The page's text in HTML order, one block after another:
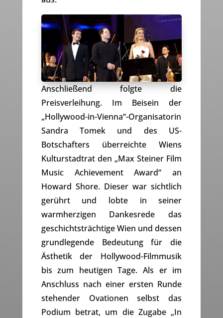
Anschließend folgte die
Preisverleihung. Im Beisein der
„Hollywood-in-Vienna“-Organisatorin
Sandra Tomek und des US-
Botschafters überreichte Wiens
Kulturstadtrat den „Max Steiner Film
Music Achievement Award“ an
Howard Shore. Dieser war sichtlich
gerührt und lobte in seiner
warmherzigen Dankesrede das
geschichtsträchtige Wien und dessen
grundlegende Bedeutung für die
Ästhetik der Hollywood-Filmmusik
bis zum heutigen Tage. Als er im
Anschluss nach einer ersten Runde
stehender Ovationen selbst das
Podium betrat, um die Zugabe „In